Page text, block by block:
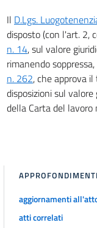
art. 8
art. 9
art. 10
art. 13
art. 14
Il D.Lgs.
disposto (con l'art. 2,
n. 14, sul valore
rimanendo
n. 262, che approva
disposizioni sul
della Carta del lavoro
APPROFONDIMENTI
aggiornamenti
atti correlati